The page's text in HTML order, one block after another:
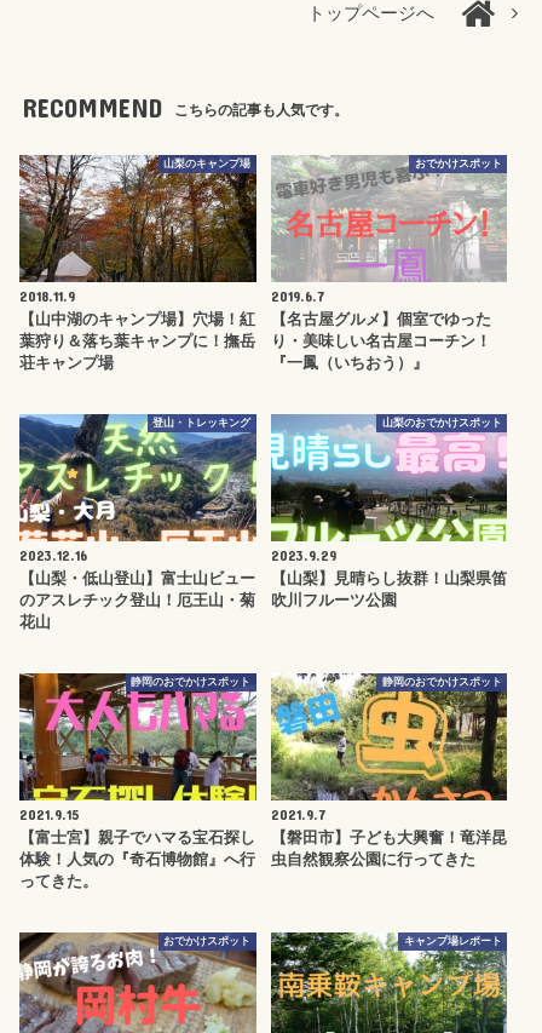
トップページへ
RECOMMEND こちらの記事も人気です。
山梨のキャンプ場
2018.11.9
【山中湖のキャンプ場】穴場！紅
葉狩り＆落ち葉キャンプに！撫岳
荘キャンプ場
おでかけスポット
2019.6.7
【名古屋グルメ】個室でゆった
り・美味しい名古屋コーチン！
『一鳳（いちおう）』
登山・トレッキング
2023.12.16
【山梨・低山登山】富士山ビュー
のアスレチック登山！厄王山・菊
花山
山梨のおでかけスポット
2023.9.29
【山梨】見晴らし抜群！山梨県笛
吹川フルーツ公園
静岡のおでかけスポット
2021.9.15
【富士宮】親子でハマる宝石探し
体験！人気の『奇石博物館』へ行
ってきた。
静岡のおでかけスポット
2021.9.7
【磐田市】子ども大興奮！竜洋昆
虫自然観察公園に行ってきた
おでかけスポット キャンプ場レポート